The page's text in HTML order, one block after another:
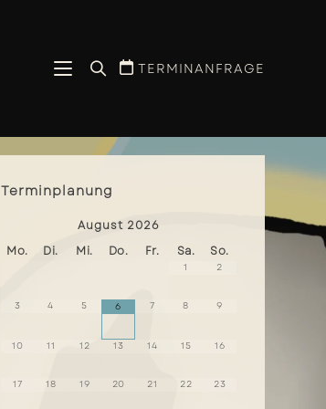
TERMINANFRAGE
Terminplanung
August 2026
Mo.
Di. Mi. Do. Fr. Sa. So.
1 2
3 4 5 6 7 8 9
10 11 12 13 14 15 16
17 18 19 20 21 22 23